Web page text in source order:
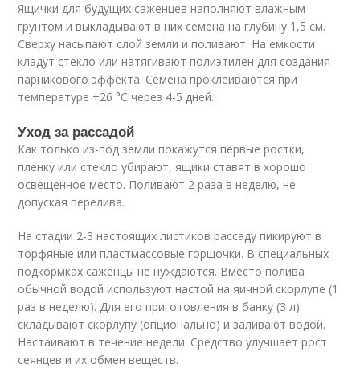
Ящички для будущих саженцев наполняют влажным
грунтом и выкладывают в них семена на глубину 1,5 см.
Сверху насыпают слой земли и поливают. На емкости
кладут стекло или натягивают полиэтилен для создания
парникового эффекта. Семена проклеиваются при
температуре +26 °С через 4-5 дней.
Уход за рассадой
Как только из-под земли покажутся первые ростки,
пленку или стекло убирают, ящики ставят в хорошо
освещенное место. Поливают 2 раза в неделю, не
допуская перелива.
На стадии 2-3 настоящих листиков рассаду пикируют в
торфяные или пластмассовые горшочки. В специальных
подкормках саженцы не нуждаются. Вместо полива
обычной водой используют настой на яичной скорлупе (1
раз в неделю). Для его приготовления в банку (3 л)
складывают скорлупу (опционально) и заливают водой.
Настаивают в течение недели. Средство улучшает рост
сеянцев и их обмен веществ.